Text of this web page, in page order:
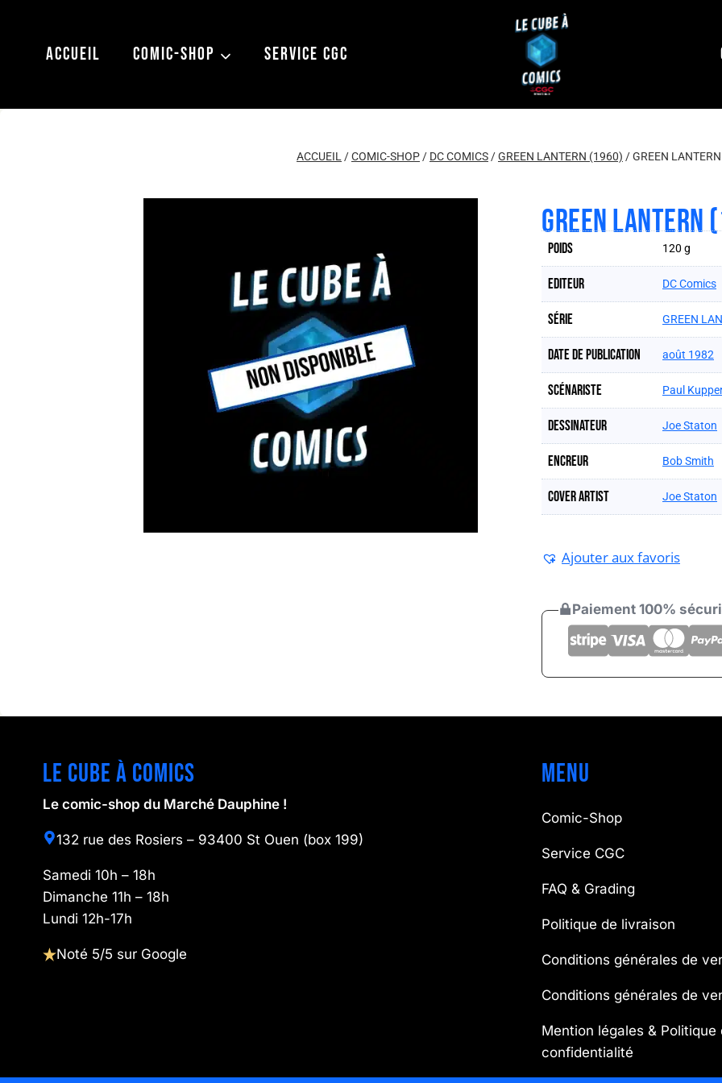
contenuACCUEIL COMIC-SHOP SERVICE CGC
ACCUEIL/COMIC-SHOP/ DC COMICS/GREEN LANTERN (1960) /GREEN
GREEN
Poids 120 g
Editeur DC Comics
Série GREEN
Date de publication août 1982
Scénariste Paul
Dessinateur Joe Staton
Encreur Bob Smith
Cover artist Joe Staton
Ajouter aux favoris
Paiement 100%
Le cube à comics
Le comic-shop du Marché Dauphine !
132 rue des Rosiers – 93400 St Ouen (box 199)
Samedi 10h – 18h
Dimanche 11h – 18h
Lundi 12h-17h
Noté 5/5 sur Google
Menu
Comic-Shop
Service CGC
FAQ & Grading
Politique de livraison
Conditions générales de
Conditions générales de
Mention légales & Politique
confidentialité